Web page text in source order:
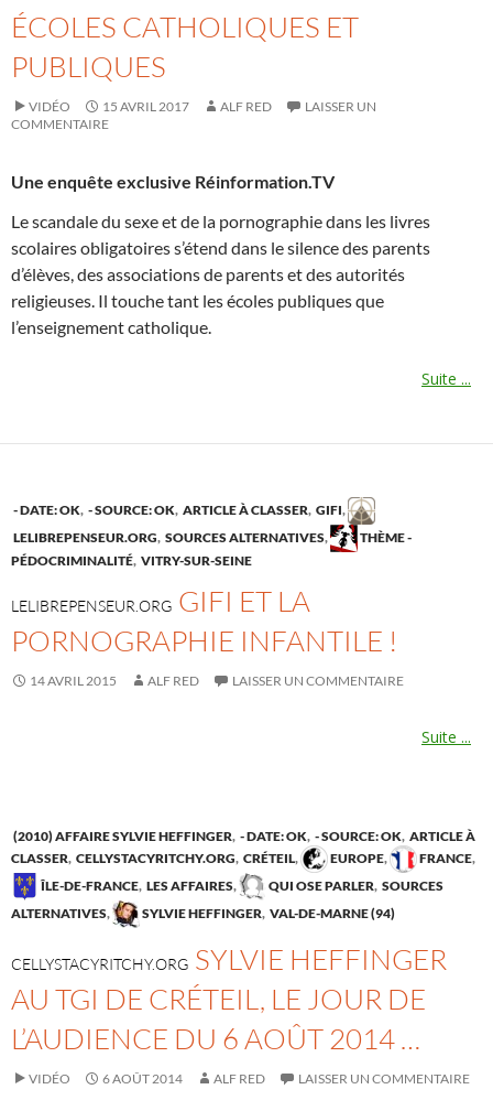
ÉCOLES CATHOLIQUES ET
PUBLIQUES
VIDÉO 15 AVRIL 2017 ALF RED
LAISSER UN
COMMENTAIRE
Une enquête exclusive Réinformation.TV
Le scandale du sexe et de la pornographie dans les livres
scolaires obligatoires s’étend dans le silence des parents
d’élèves, des associations de parents et des autorités
religieuses. Il touche tant les écoles publiques que
l’enseignement catholique.
Suite ...
- DATE: OK, - SOURCE: OK, ARTICLE À CLASSER, GIFI,
LELIBREPENSEUR.ORG, SOURCES ALTERNATIVES,
THÈME -
PÉDOCRIMINALITÉ, VITRY-SUR-SEINE
LELIBREPENSEUR.ORG GIFI ET LA
PORNOGRAPHIE INFANTILE !
14 AVRIL 2015 ALF RED LAISSER UN COMMENTAIRE
Suite ...
(2010) AFFAIRE SYLVIE HEFFINGER, - DATE: OK, - SOURCE: OK, ARTICLE À
CLASSER, CELLYSTACYRITCHY.ORG, CRÉTEIL, EUROPE, FRANCE,
ÎLE-DE-FRANCE, LES AFFAIRES, QUI OSE PARLER, SOURCES
ALTERNATIVES, SYLVIE HEFFINGER, VAL-DE-MARNE (94)
CELLYSTACYRITCHY.ORG SYLVIE HEFFINGER
AU TGI DE CRÉTEIL, LE JOUR DE
L’AUDIENCE DU 6 AOÛT 2014 …
VIDÉO 6 AOÛT 2014 ALF RED LAISSER UN COMMENTAIRE